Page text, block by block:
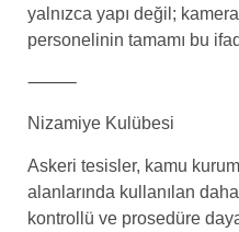
yalnızca yapı değil;
personelinin tamamı bu
⸻
Nizamiye Kulübesi
Askeri tesisler, kamu
alanlarında kullanılan
kontrollü ve prosedüre